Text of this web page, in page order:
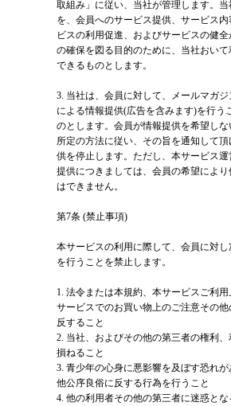
取組み」に従い、当社が管理します。
を、会員へのサービス提供、サービス
ビスの利用促進、およびサービスの健
の確保を図る目的のために、当社おい
できるものとします。
3. 当社は、会員に対して、メールマガ
による情報提供(広告を含みます)を行う
のとします。会員が情報提供を希望し
所定の方法に従い、その旨を通知して
供を停止します。ただし、本サービス
提供につきましては、会員の希望により
はできません。
第7条 (禁止事項)
本サービスの利用に際して、会員に対
を行うことを禁止します。
1. 法令または本規約、本サービスご利
サービスでのお買い物上のご注意その
反すること
2. 当社、およびその他の第三者の権利
損ねること
3. 青少年の心身に悪影響を及ぼす恐れ
他公序良俗に反する行為を行うこと
4. 他の利用者その他の第三者に迷惑と